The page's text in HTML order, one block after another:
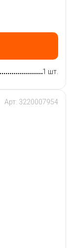
1 шт.
Арт: 3220007954